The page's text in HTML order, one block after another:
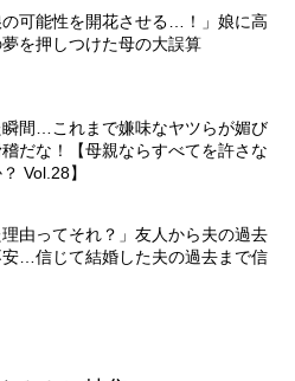
の可能性を開花させる…！」娘に高
を押しつけた母の大誤算
間…これまで嫌味なヤツらが媚び
だな！【母親ならすべてを許さな
Vol.28】
理由ってそれ？」友人から夫の過去
…信じて結婚した夫の過去まで信